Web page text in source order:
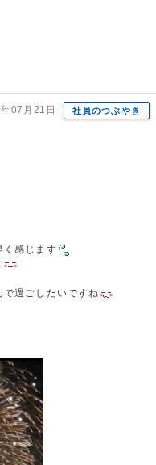
07月21日 社員のつぶやき
く感じます
過ごしたいですね